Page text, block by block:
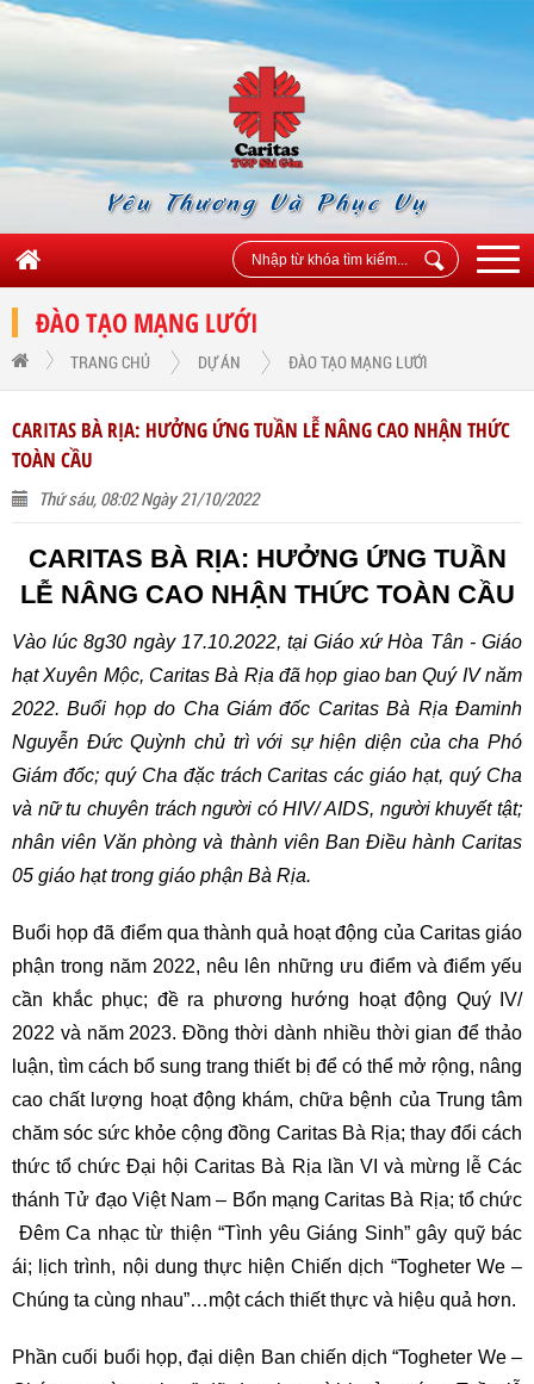
Yêu Thương Và Phục Vụ
ĐÀO TẠO MẠNG LƯỚI
TRANG CHỦ DỰ ÁN ĐÀO TẠO MẠNG LƯỚI
CARITAS BÀ RỊA: HƯỞNG ỨNG TUẦN LỄ NÂNG CAO NHẬN THỨC
TOÀN CẦU
Thứ sáu, 08:02 Ngày 21/10/2022
CARITAS BÀ RỊA: HƯỞNG ỨNG TUẦN
LỄ NÂNG CAO NHẬN THỨC TOÀN CẦU
Vào lúc 8g30 ngày 17.10.2022, tại Giáo xứ Hòa Tân - Giáo
hạt Xuyên Mộc, Caritas Bà Rịa đã họp giao ban Quý IV năm
2022. Buổi họp do Cha Giám đốc Caritas Bà Rịa Đaminh
Nguyễn Đức Quỳnh chủ trì với sự hiện diện của cha Phó
Giám đốc; quý Cha đặc trách Caritas các giáo hạt, quý Cha
và nữ tu chuyên trách người có HIV/ AIDS, người khuyết tật;
nhân viên Văn phòng và thành viên Ban Điều hành Caritas
05 giáo hạt trong giáo phận Bà Rịa.
Buổi họp đã điểm qua thành quả hoạt động của Caritas giáo
phận trong năm 2022, nêu lên những ưu điểm và điểm yếu
cần khắc phục; đề ra phương hướng hoạt động Quý IV/
2022 và năm 2023. Đồng thời dành nhiều thời gian để thảo
luận, tìm cách bổ sung trang thiết bị để có thể mở rộng, nâng
cao chất lượng hoạt động khám, chữa bệnh của Trung tâm
chăm sóc sức khỏe cộng đồng Caritas Bà Rịa; thay đổi cách
thức tổ chức Đại hội Caritas Bà Rịa lần VI và mừng lễ Các
thánh Tử đạo Việt Nam – Bổn mạng Caritas Bà Rịa; tổ chức
Đêm Ca nhạc từ thiện “Tình yêu Giáng Sinh” gây quỹ bác
ái; lịch trình, nội dung thực hiện Chiến dịch “Togheter We –
Chúng ta cùng nhau”…một cách thiết thực và hiệu quả hơn.
Phần cuối buổi họp, đại diện Ban chiến dịch “Togheter We –